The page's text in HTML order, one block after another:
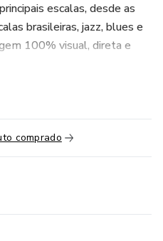
escalas, desde as
brasileiras, jazz, blues e
100% visual, direta e
você bata o olho e já saiba
em qualquer tonalidade,
comprado